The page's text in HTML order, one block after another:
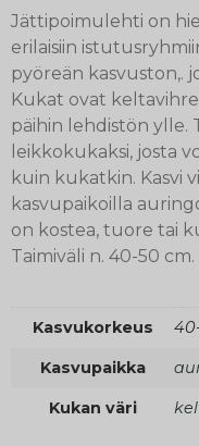
Jättipoimulehti on
erilaisiin
pyöreän kasvuston,.
Kukat ovat
päihin lehdistön ylle.
leikkokukaksi, josta
kuin kukatkin. Kasvi
kasvupaikoilla
on kostea, tuore tai
Taimiväli n. 40-50 cm.
Kasvukorkeus
Kasvupaikka
Kukan väri